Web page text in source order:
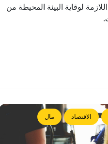
لوقاية البيئة المحيطة من
الاقتصاد مال